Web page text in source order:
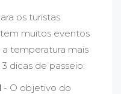
os turistas
muitos eventos
temperatura mais
dicas de passeio:
- O objetivo do